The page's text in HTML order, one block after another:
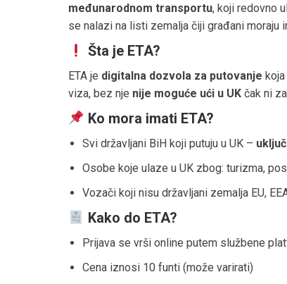
međunarodnom transportu, koji redovno
se nalazi na listi zemalja čiji građani moraju
Šta je ETA?
ETA je digitalna dozvola za putovanje
viza, bez nje nije moguće ući u UK čak ni
Ko mora imati ETA?
Svi državljani BiH koji putuju u UK –
Osobe koje ulaze u UK zbog: turizma,
Vozači koji nisu državljani zemalja EU,
Kako do ETA?
Prijava se vrši online putem službene
Cena iznosi 10 funti (može varirati)